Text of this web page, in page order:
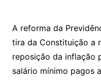
A reforma da
tira da Constituição a
reposição da inflação
salário mínimo pagos